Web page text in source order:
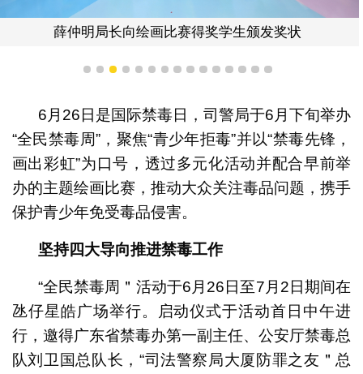
薛仲明局长向绘画比赛得奖学生颁发奖状
1 2 3 4 5 6 7 8 9 101112131415
6月26日是国际禁毒日，司警局于6月下旬举办
“全民禁毒周”，聚焦“青少年拒毒”并以“禁毒先锋，
画出彩虹”为口号，透过多元化活动并配合早前举
办的主题绘画比赛，推动大众关注毒品问题，携手
保护青少年免受毒品侵害。
坚持四大导向推进禁毒工作
“全民禁毒周＂活动于6月26日至7月2日期间在
氹仔星皓广场举行。启动仪式于活动首日中午进
行，邀得广东省禁毒办第一副主任、公安厅禁毒总
队刘卫国总队长，“司法警察局大厦防罪之友＂总